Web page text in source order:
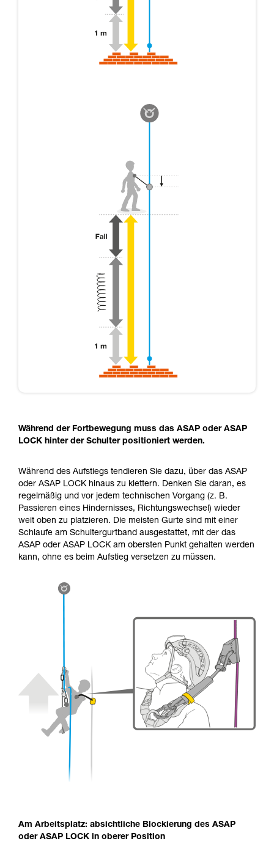
Während der Fortbewegung muss das ASAP oder ASAP
LOCK hinter der Schulter positioniert werden.
Während des Aufstiegs tendieren Sie dazu, über das ASAP
oder ASAP LOCK hinaus zu klettern. Denken Sie daran, es
regelmäßig und vor jedem technischen Vorgang (z. B.
Passieren eines Hindernisses, Richtungswechsel) wieder
weit oben zu platzieren. Die meisten Gurte sind mit einer
Schlaufe am Schultergurtband ausgestattet, mit der das
ASAP oder ASAP LOCK am obersten Punkt gehalten werden
kann, ohne es beim Aufstieg versetzen zu müssen.
Am Arbeitsplatz: absichtliche Blockierung des ASAP
oder ASAP LOCK in oberer Position